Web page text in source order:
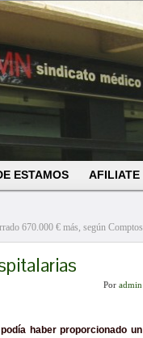
ESTAMOS AFILIATE
670.000 € más, según Comptos
Por admin
haber proporcionado un